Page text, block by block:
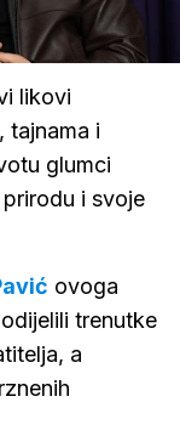
likovi
tajnama i
glumci
i svoje
ovoga
trenutke
a